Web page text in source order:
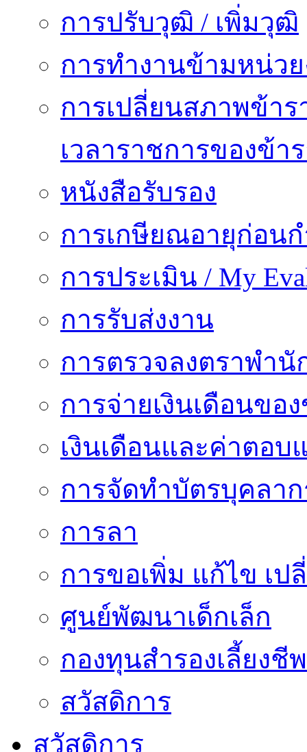
การปรับวุฒิ / เพิ่มวุฒิ
การทำงานข้ามหน่ว
การเปลี่ยนสภาพข้า
เวลาราชการของข้า
หนังสือรับรอง
การเกษียณอายุก่อน
การประเมิน / My
การรับส่งงาน
การตรวจลงตราพำ
การจ่ายเงินเดือนขอ
เงินเดือนและค่าตอบ
การจัดทำบัตรบุคลา
การลา
การขอเพิ่ม แก้ไข เ
ศูนย์พัฒนาเด็กเล็ก
กองทุนสำรองเลี้ยงชีพ
สวัสดิการ
สวัสดิการ